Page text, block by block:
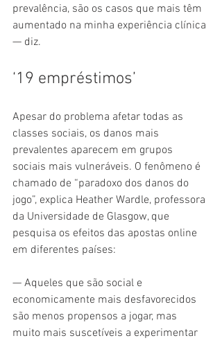
prevalência, são os casos que mais têm
aumentado na minha experiência clínica
— diz.
‘19 empréstimos’
Apesar do problema afetar todas as
classes sociais, os danos mais
prevalentes aparecem em grupos
sociais mais vulneráveis. O fenômeno é
chamado de “paradoxo dos danos do
jogo”, explica Heather Wardle, professora
da Universidade de Glasgow, que
pesquisa os efeitos das apostas online
em diferentes países:
— Aqueles que são social e
economicamente mais desfavorecidos
são menos propensos a jogar, mas
muito mais suscetíveis a experimentar